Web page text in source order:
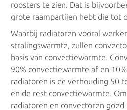
Lucht lucht warmtepomp
Lucht water warmtepomp
Water water warmtepomp
Grond water warmtepomp
roosters te zien. Dat is
grote raampartijen hebt die tot
Waarbij radiatoren vooral
stralingswarmte, zullen
basis van convectiewarmte.
90% convectiewarmte af en
radiatoren is de verhouding 50
en de rest convectiewarmte.
radiatoren en convectoren goed